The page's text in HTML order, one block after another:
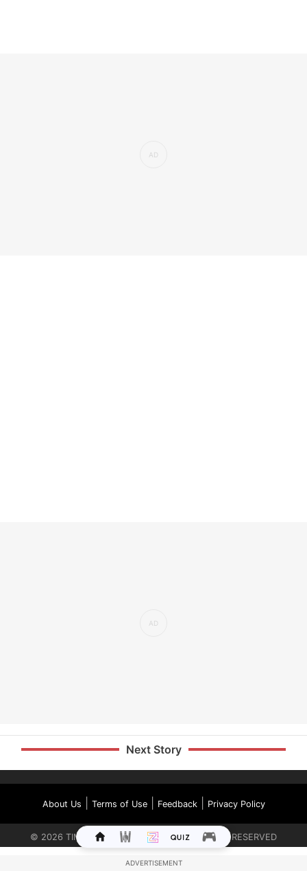
Next Story
About Us Terms of Use| Feedback| Privacy Policy
© 2026 TIMES INTERNET LIMITED. ALL RIGHTS RESERVED